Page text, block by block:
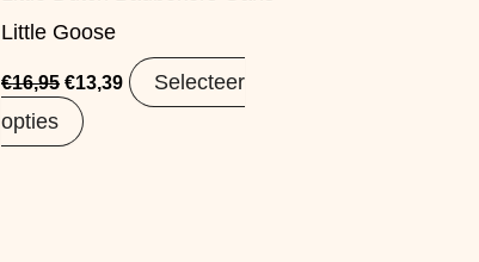
Little Goose
€16,95 €13,39
Selecteer
opties